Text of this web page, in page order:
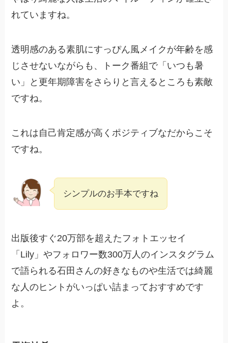
れていますね。
透明感のある素肌にすっぴん風メイクが年齢を感
じさせないながらも、トーク番組で「いつも暑
い」と更年期障害をさらりと言えるところも素敵
ですね。
これは自己肯定感が高くポジティブなだからこそ
ですね。
シンプルのお手本ですね
出版後すぐ20万部を超えたフォトエッセイ
「Lily」やフォロワー数300万人のインスタグラム
で語られる石田さんの好きなものや生活では綺麗
な人のヒントがいっぱい詰まっておすすめです
よ。